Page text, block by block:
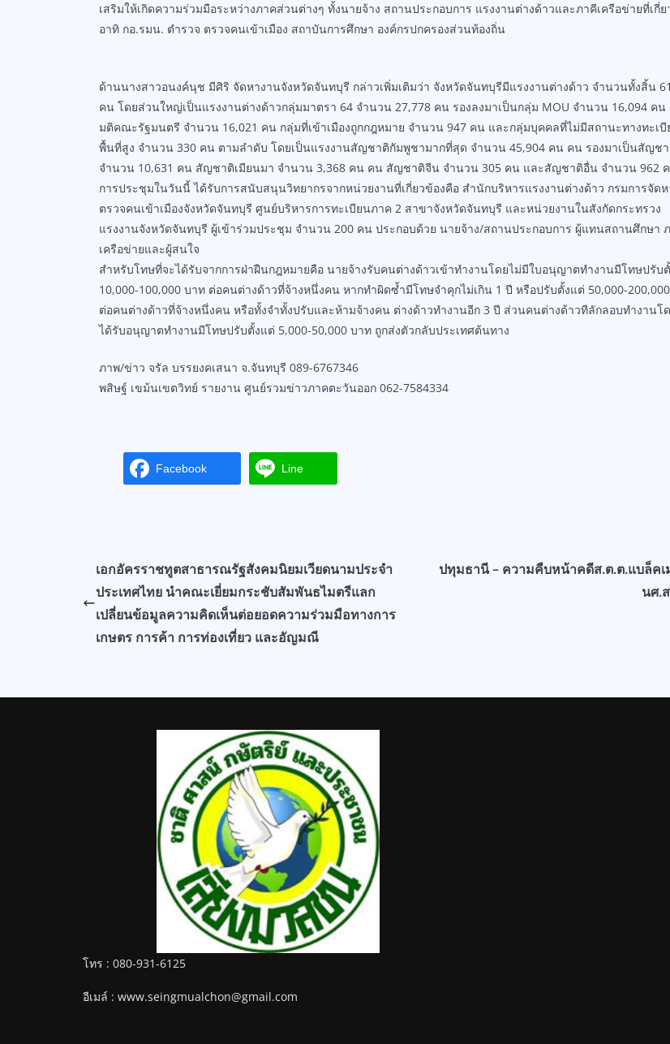
เสริมให้เกิดความร่วมมือระหว่างภาคส่วนต่างๆ ทั้งนายจ้าง สถานประกอบการ แรงงานต่างด้าวและภาคีเครือข่ายที่เกี่ย
อาทิ กอ.รมน. ตำรวจ ตรวจคนเข้าเมือง สถาบันการศึกษา องค์กรปกครองส่วนท้องถิ่น
ด้านนางสาวอนงค์นุช มีศิริ จัดหางานจังหวัดจันทบุรี กล่าวเพิ่มเติมว่า จังหวัดจันทบุรีมีแรงงานต่างด้าว จำนวนทั้งสิ้น
คน โดยส่วนใหญ่เป็นแรงงานต่างด้าวกลุ่มมาตรา 64 จำนวน 27,778 คน รองลงมาเป็นกลุ่ม MOU จำนวน 16,094 คน
มติคณะรัฐมนตรี จำนวน 16,021 คน กลุ่มที่เข้าเมืองถูกกฎหมาย จำนวน 947 คน และกลุ่มบุคคลที่ไม่มีสถานะทางทะเ
พื้นที่สูง จำนวน 330 คน ตามลำดับ โดยเป็นแรงงานสัญชาติกัมพูชามากที่สุด จำนวน 45,904 คน คน รองมาเป็นสัญช
จำนวน 10,631 คน สัญชาติเมียนมา จำนวน 3,368 คน คน สัญชาติจีน จำนวน 305 คน และสัญชาติอื่น จำนวน 962
การประชุมในวันนี้ ได้รับการสนับสนุนวิทยากรจากหน่วยงานที่เกี่ยวข้องคือ สำนักบริหารแรงงานต่างด้าว กรมการจัด
ตรวจคนเข้าเมืองจังหวัดจันทบุรี ศูนย์บริหารการทะเบียนภาค 2 สาขาจังหวัดจันทบุรี และหน่วยงานในสังกัดกระทรวง
แรงงานจังหวัดจันทบุรี ผู้เข้าร่วมประชุม จำนวน 200 คน ประกอบด้วย นายจ้าง/สถานประกอบการ ผู้แทนสถานศึกษา
เครือข่ายและผู้สนใจ
สำหรับโทษที่จะได้รับจากการฝ่าฝืนกฎหมายคือ นายจ้างรับคนต่างด้าวเข้าทำงานโดยไม่มีใบอนุญาตทำงานมีโทษปรับ
10,000-100,000 บาท ต่อคนต่างด้าวที่จ้างหนึ่งคน หากทำผิดซ้ำมีโทษจำคุกไม่เกิน 1 ปี หรือปรับตั้งแต่ 50,000-
ต่อคนต่างด้าวที่จ้างหนึ่งคน หรือทั้งจำทั้งปรับและห้ามจ้างคน ต่างด้าวทำงานอีก 3 ปี ส่วนคนต่างด้าวทีลักลอบทำงานโ
ได้รับอนุญาตทำงานมีโทษปรับตั้งแต่ 5,000-50,000 บาท ถูกส่งตัวกลับประเทศต้นทาง
ภาพ/ข่าว จรัล บรรยงคเสนา จ.จันทบุรี 089-6767346
พสิษฐ์ เขม้นเขตวิทย์ รายงาน ศูนย์รวมข่าวภาคตะวันออก 062-7584334
Facebook Line
เอกอัครราชทูตสาธารณรัฐสังคมนิยมเวียดนามประจำ
ประเทศไทย นำคณะเยี่ยมกระชับสัมพันธไมตรีแลก
เปลี่ยนข้อมูลความคิดเห็นต่อยอดความร่วมมือทางการ
เกษตร การค้า การท่องเที่ยว และอัญมณี
ปทุมธานี – ความคืบหน้าคดีส.ต.ต.แบล็ค
นศ.
โทร : 080-931-6125
อีเมล์ : www.seingmualchon@gmail.com